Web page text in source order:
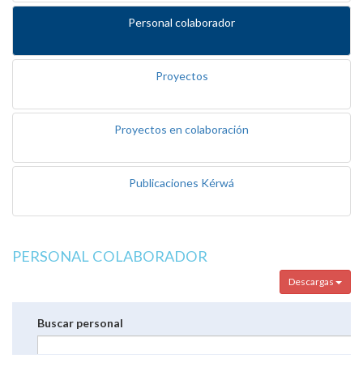
Personal colaborador
Proyectos
Proyectos en colaboración
Publicaciones Kérwá
PERSONAL COLABORADOR
Descargas
Buscar personal